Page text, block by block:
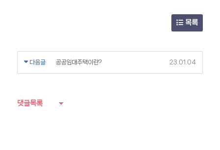
목록
다음글 공공임대주택이란? 23.01.04
댓글목록